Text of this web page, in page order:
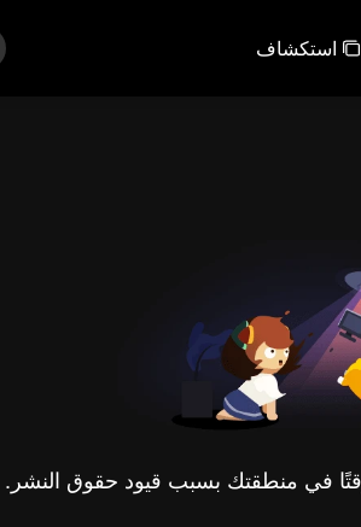
استكشاف
في منطقتك بسبب قيود حقوق النشر.